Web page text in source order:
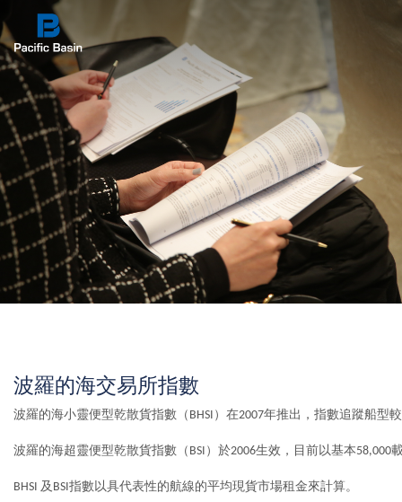
波羅的海交易所指數
波羅的海小靈便型乾散貨指數（BHSI）在2007年推出，指數追蹤船
波羅的海超靈便型乾散貨指數（BSI）於2006生效，目前以基本58,000
BHSI 及BSI指數以具代表性的航線的平均現貨市場租金來計算。